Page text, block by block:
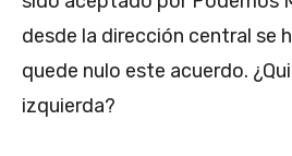
desde la dirección central se
quede nulo este acuerdo.
izquierda?